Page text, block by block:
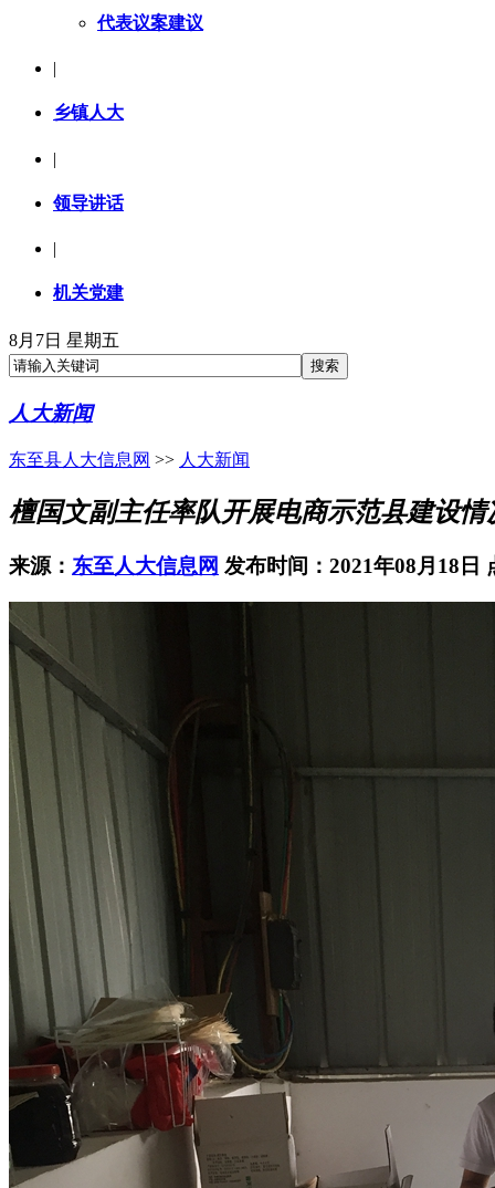
代表议案建议
|
乡镇人大
|
领导讲话
|
机关党建
8月7日 星期五
人大新闻
东至县人大信息网 >> 人大新闻
檀国文副主任率队开展电商示范县建设情
来源： 东至人大信息网 发布时间：2021年08月18日